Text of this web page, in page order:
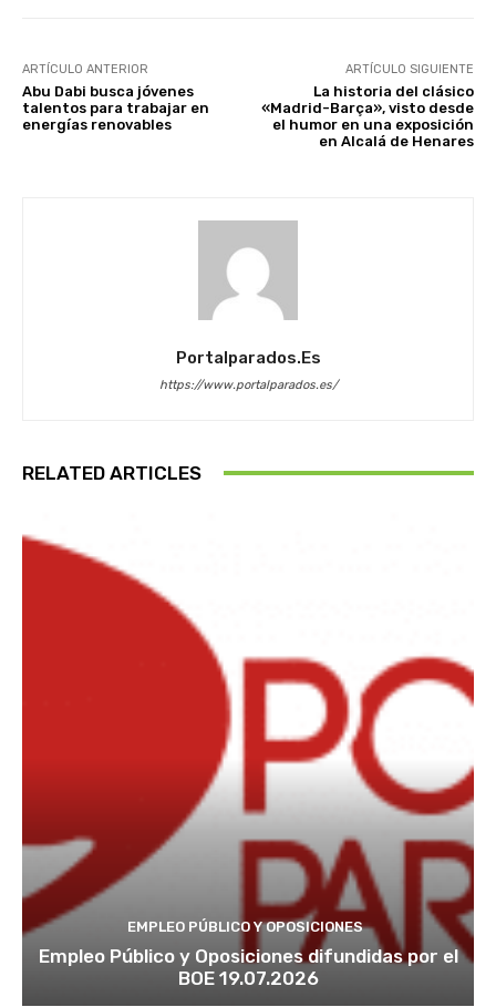
ARTÍCULO ANTERIOR
Abu Dabi busca jóvenes
talentos para trabajar en
energías renovables
ARTÍCULO SIGUIENTE
La historia del clásico
«Madrid-Barça», visto desde
el humor en una exposición
en Alcalá de Henares
Portalparados.es
https://www.portalparados.es/
RELATED ARTICLES
EMPLEO PÚBLICO Y OPOSICIONES
Empleo Público y Oposiciones difundidas por el
BOE 19.07.2026